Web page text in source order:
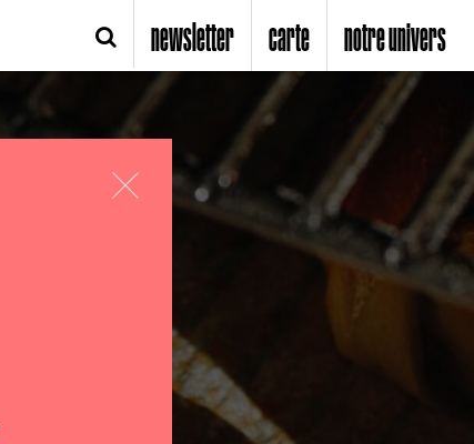
newsletter carte notre univers